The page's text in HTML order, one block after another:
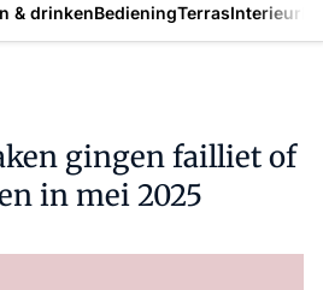
& drinkenBedieningTerrasInterieur
gingen failliet of
in mei 2025